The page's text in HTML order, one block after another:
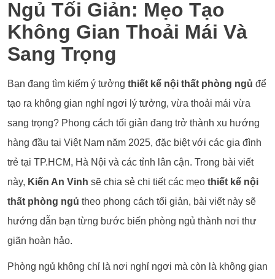
Ngủ Tối Giản: Mẹo Tạo
Không Gian Thoải Mái Và
Sang Trọng
Bạn đang tìm kiếm ý tưởng thiết kế nội thất phòng ngủ để
tạo ra không gian nghỉ ngơi lý tưởng, vừa thoải mái vừa
sang trọng? Phong cách tối giản đang trở thành xu hướng
hàng đầu tại Việt Nam năm 2025, đặc biệt với các gia đình
trẻ tại TP.HCM, Hà Nội và các tỉnh lân cận. Trong bài viết
này, Kiến An Vinh sẽ chia sẻ chi tiết các mẹo thiết kế nội
thất phòng ngủ theo phong cách tối giản, bài viết này sẽ
hướng dẫn bạn từng bước biến phòng ngủ thành nơi thư
giãn hoàn hảo.
Phòng ngủ không chỉ là nơi nghỉ ngơi mà còn là không gian